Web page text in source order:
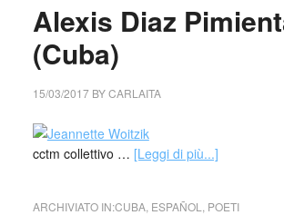
Alexis Diaz
(Cuba)
15/03/2017BYCARLAITA
cctm collettivo … [Leggi di più...]
ARCHIVIATO IN:CUBA, ESPAÑOL
POETI